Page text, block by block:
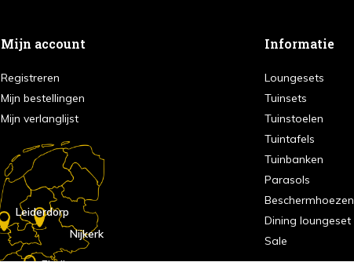
Mijn account
Registreren
Mijn bestellingen
Mijn verlanglijst
Nijkerk
Leiderdorp
Informatie
Loungesets
Tuinsets
Tuinstoelen
Tuintafels
Tuinbanken
Parasols
Beschermhoezen
Dining loungeset
Sale